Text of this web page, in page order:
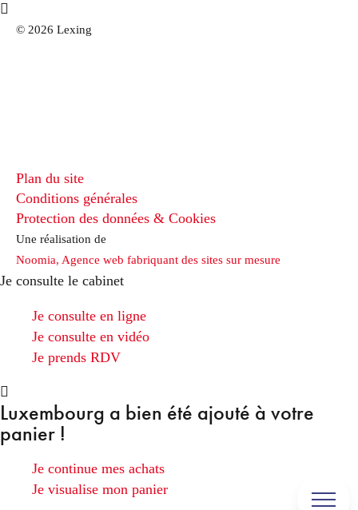
© 2026 Lexing
Plan du site
Conditions générales
Protection des données & Cookies
Une réalisation de
Noomia, Agence web fabriquant des sites sur mesure
Je consulte le cabinet
Je consulte en ligne
Je consulte en vidéo
Je prends RDV
Luxembourg a bien été ajouté à votre
panier !
Je continue mes achats
Je visualise mon panier